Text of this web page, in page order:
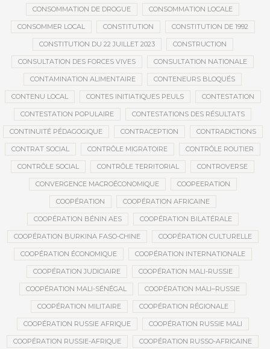
CONSOMMATION DE DROGUE CONSOMMATION LOCALE
CONSOMMER LOCAL CONSTITUTION CONSTITUTION DE 1992
CONSTITUTION DU 22 JUILLET 2023 CONSTRUCTION
CONSULTATION DES FORCES VIVES CONSULTATION NATIONALE
CONTAMINATION ALIMENTAIRE CONTENEURS BLOQUÉS
CONTENU LOCAL CONTES INITIATIQUES PEULS CONTESTATION
CONTESTATION POPULAIRE CONTESTATIONS DES RÉSULTATS
CONTINUITÉ PÉDAGOGIQUE CONTRACEPTION CONTRADICTIONS
CONTRAT SOCIAL CONTRÔLE MIGRATOIRE CONTRÔLE ROUTIER
CONTRÔLE SOCIAL CONTRÔLE TERRITORIAL CONTROVERSE
CONVERGENCE MACROÉCONOMIQUE COOPEERATION
COOPÉRATION COOPÉRATION AFRICAINE
COOPÉRATION BÉNIN AES COOPÉRATION BILATÉRALE
COOPÉRATION BURKINA FASO-CHINE COOPÉRATION CULTURELLE
COOPÉRATION ÉCONOMIQUE COOPÉRATION INTERNATIONALE
COOPÉRATION JUDICIAIRE COOPÉRATION MALI-RUSSIE
COOPÉRATION MALI-SÉNÉGAL COOPÉRATION MALI–RUSSIE
COOPÉRATION MILITAIRE COOPÉRATION RÉGIONALE
COOPÉRATION RUSSIE AFRIQUE COOPÉRATION RUSSIE MALI
COOPÉRATION RUSSIE-AFRIQUE COOPÉRATION RUSSO-AFRICAINE